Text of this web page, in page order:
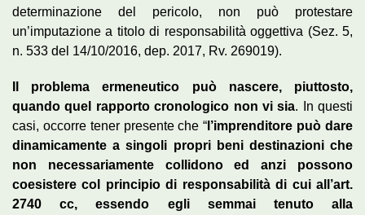
determinazione del pericolo, non può protestare
un’imputazione a titolo di responsabilità oggettiva (Sez. 5,
n. 533 del 14/10/2016, dep. 2017, Rv. 269019).
Il problema ermeneutico può nascere, piuttosto,
quando quel rapporto cronologico non vi sia. In questi
casi, occorre tener presente che “ l’imprenditore può dare
dinamicamente a singoli propri beni destinazioni che
non necessariamente collidono ed anzi possono
coesistere col principio di responsabilità di cui all’art.
2740 cc, essendo egli semmai tenuto alla